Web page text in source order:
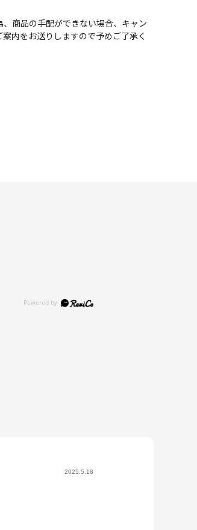
商品の手配ができない場合、キャン
内をお送りしますので予めご了承く
2025.5.18